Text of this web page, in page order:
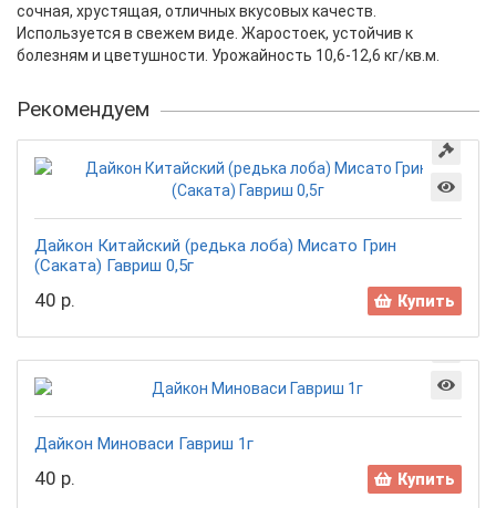
сочная, хрустящая, отличных вкусовых качеств.
Используется в свежем виде. Жаростоек, устойчив к
болезням и цветушности. Урожайность 10,6-12,6 кг/кв.м.
Рекомендуем
Дайкон Китайский (редька лоба) Мисато Грин
(Саката) Гавриш 0,5г
40 р. Купить
Дайкон Миноваси Гавриш 1г
40 р. Купить